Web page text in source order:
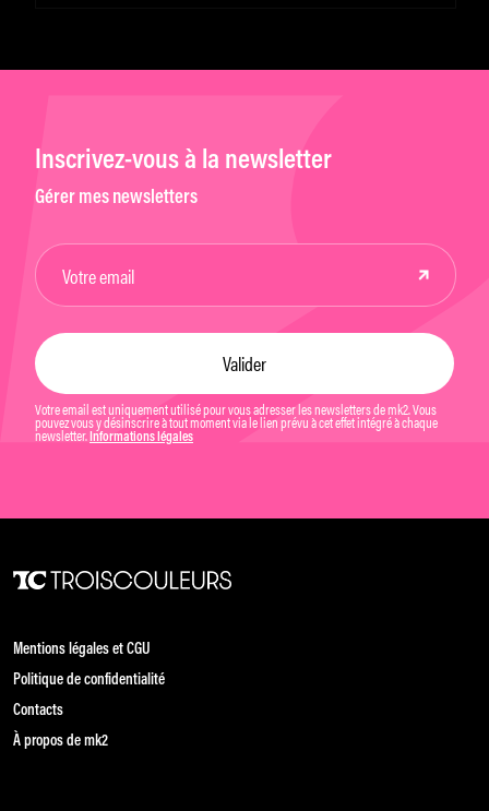
Inscrivez-vous à la newsletter
Gérer mes newsletters
Votre email est uniquement utilisé pour vous adresser les newsletters de mk2. Vous
pouvez vous y désinscrire à tout moment via le lien prévu à cet effet intégré à chaque
newsletter. Informations légales
Mentions légales et CGU
Politique de confidentialité
Contacts
À propos de mk2